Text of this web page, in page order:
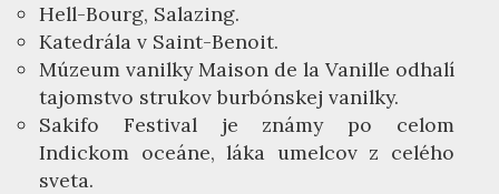
Hell-Bourg, Salazing.
Katedrála v Saint-Benoit.
Múzeum vanilky Maison de la Vanille odhalí
tajomstvo strukov burbónskej vanilky.
Sakifo Festival je známy po celom
Indickom oceáne, láka umelcov z celého
sveta.